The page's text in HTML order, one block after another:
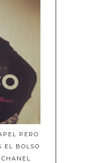
PERO
EL BOLSO